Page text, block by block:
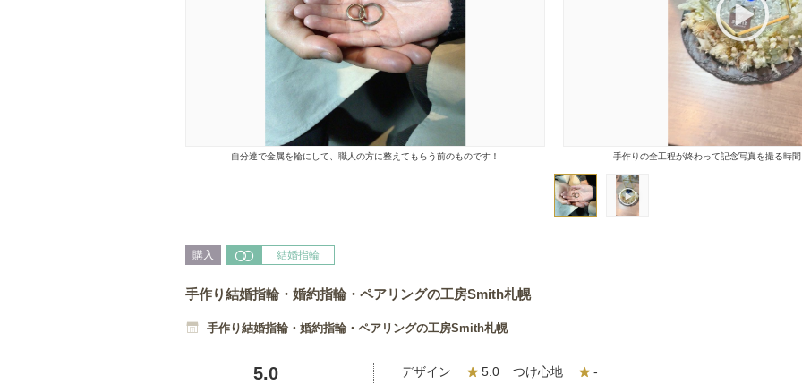
自分達で金属を輪にして、職人の方に整えてもらう前のものです！ 手作りの全工程が終わって記念写真を撮る時
購入 結婚指輪
手作り結婚指輪・婚約指輪・ペアリングの工房Smith札幌
手作り結婚指輪・婚約指輪・ペアリングの工房Smith札幌
5.0 デザイン 5.0 つけ心地
-